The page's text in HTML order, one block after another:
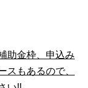
助金枠、申込み
スもあるので、